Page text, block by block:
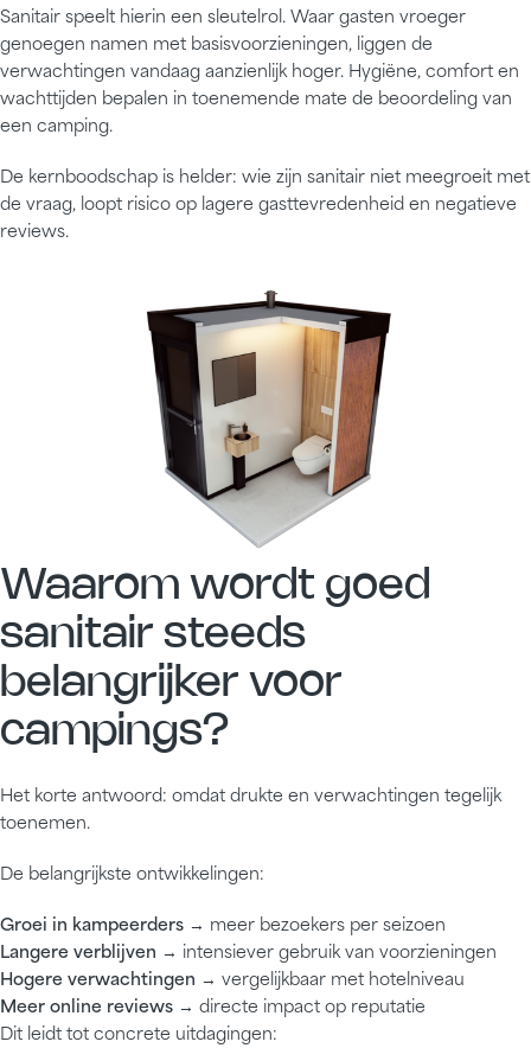
Sanitair speelt hierin een sleutelrol. Waar gasten vroeger
genoegen namen met basisvoorzieningen, liggen de
verwachtingen vandaag aanzienlijk hoger. Hygiëne, comfort en
wachttijden bepalen in toenemende mate de beoordeling van
een camping.
De kernboodschap is helder: wie zijn sanitair niet meegroeit met
de vraag, loopt risico op lagere gasttevredenheid en negatieve
reviews.
Waarom wordt goed
sanitair steeds
belangrijker voor
campings?
Het korte antwoord: omdat drukte en verwachtingen tegelijk
toenemen.
De belangrijkste ontwikkelingen:
Groei in kampeerders → meer bezoekers per seizoen
Langere verblijven → intensiever gebruik van voorzieningen
Hogere verwachtingen → vergelijkbaar met hotelniveau
Meer online reviews → directe impact op reputatie
Dit leidt tot concrete uitdagingen: